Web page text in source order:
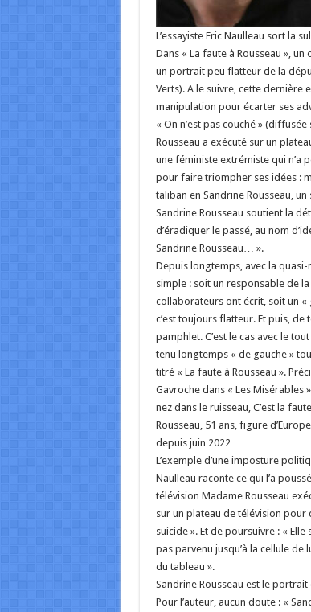
L’essayiste Eric Naulleau sort la
Dans « La faute à Rousseau »,
un portrait peu flatteur de la
Verts). A le suivre, cette dernière
manipulation pour écarter ses
« On n’est pas couché »
Rousseau a exécuté sur un
une féministe extrémiste qui n’a
pour faire triompher ses idées :
taliban en Sandrine Rousseau,
Sandrine Rousseau soutient la
d’éradiquer le passé, au nom
Sandrine Rousseau… ».
Depuis longtemps, avec la
simple : soit un responsable de
collaborateurs ont écrit, soit un «
c’est toujours flatteur. Et puis,
pamphlet. C’est le cas avec le
tenu longtemps « de gauche »
titré « La faute à Rousseau ».
Gavroche dans « Les Misérables
nez dans le ruisseau, C’est la
Rousseau, 51 ans, figure
depuis juin 2022…
L’exemple d’une imposture
Naulleau raconte ce qui l’a
télévision Madame Rousseau
sur un plateau de télévision pour
suicide ». Et de poursuivre : «
pas parvenu jusqu’à la cellule de
du tableau ».
Sandrine Rousseau est le
Pour l’auteur, aucun doute : «